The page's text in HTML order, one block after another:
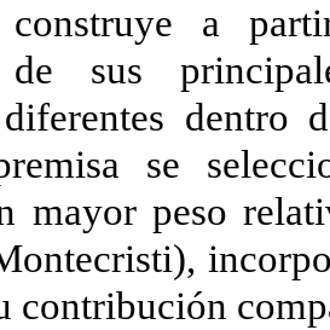
a
de sus
dentro
se
mayor peso
contribución